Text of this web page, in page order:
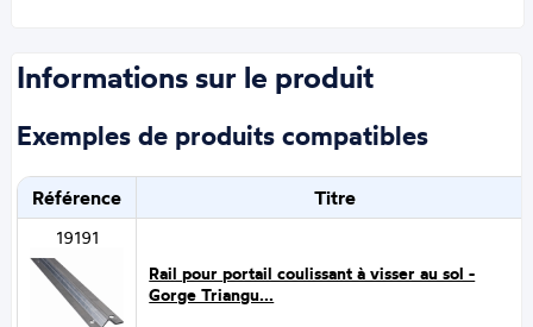
Informations sur le produit
Exemples de produits compatibles
Référence Titre
19191
Rail pour portail coulissant à visser au sol -
Gorge Triangu...